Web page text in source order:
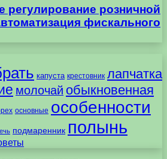
регулирование розничной
фискального
капуста крестовник лапчатка
молочай обыкновенная
основные особенности
подмаренник полынь